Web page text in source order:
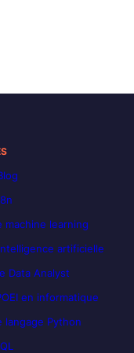
machine learning
artificielle
Data Analyst
en informatique
langage Python